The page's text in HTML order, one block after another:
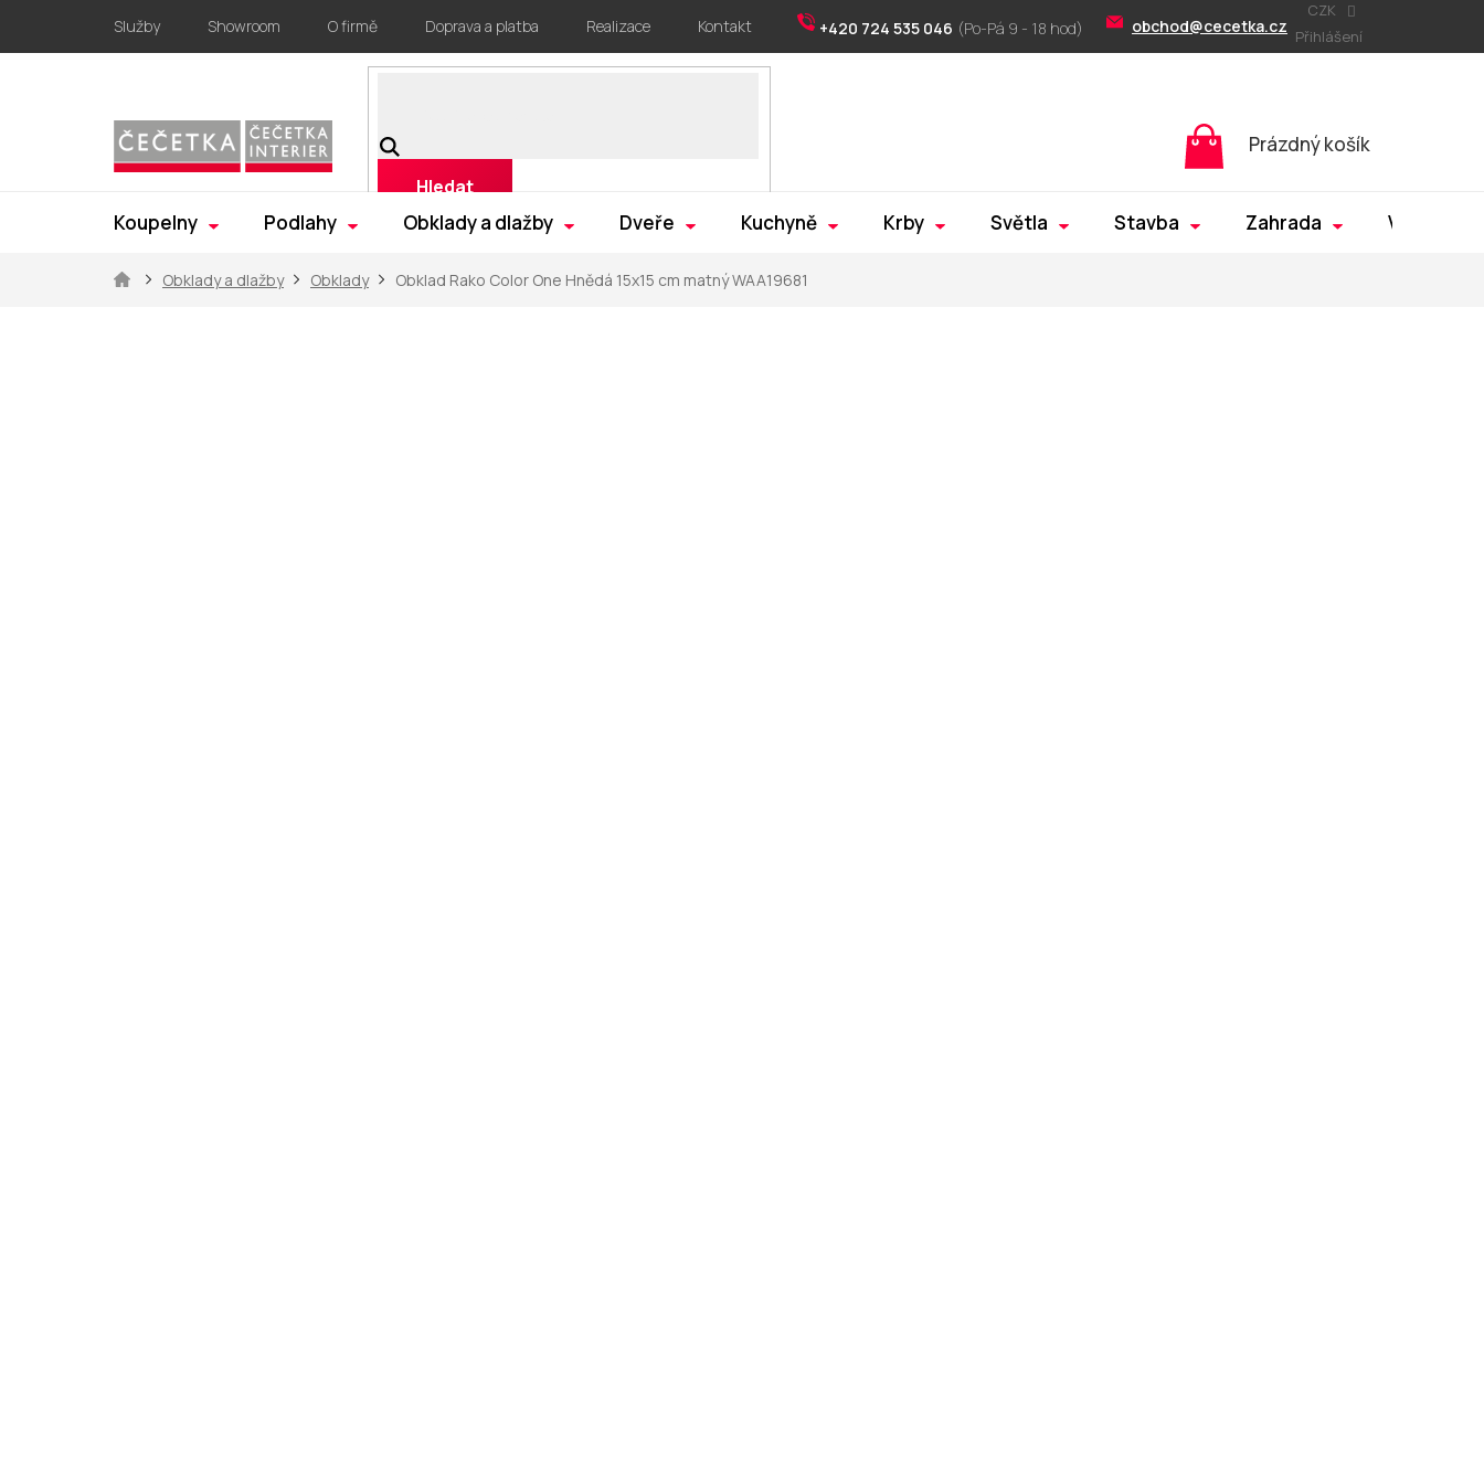
obsah
+420 724 535 046 obchod@cecetka.cz
Služby Showroom O firmě Doprava a platba Realizace Kontakt
CZK
Přihlášení
Hledat
Nákupní
košík
Prázdný košík
Koupelny Podlahy Obklady a dlažby Dveře Kuchyně Krby Světla Stavba Zahrada Výprodej
DomůObklady a dlažby Obklady Obklad Rako Color One Hnědá 15x15 cm matný WAA19681